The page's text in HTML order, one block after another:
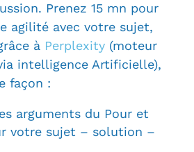
Prenez 15 mn pour
agilité avec votre sujet,
à Perplexity(moteur
intelligence Artificielle),
façon :
arguments du Pour et
votre sujet – solution –